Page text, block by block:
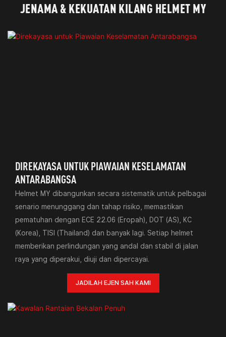
JENAMA & KEKUATAN KILANG HELMET MY
DIREKAYASA UNTUK PIAWAIAN KESELAMATAN
ANTARABANGSA
Helmet MY dibangunkan secara sistematik untuk pelbagai
senario menunggang dan tahap risiko, memastikan
pematuhan dengan ECE 22.06 (Eropah), DOT (AS), KC
(Korea), TISI (Thailand) dan banyak lagi. Setiap helmet
memberikan perlindungan yang andal dan stabil di jalan
raya yang diperakui, diuji dan dipercayai.
JADILAH EJEN SAH KAMI